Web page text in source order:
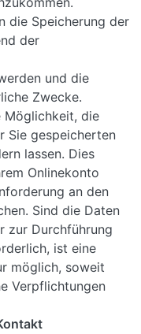
die Speicherung der
der
und die
Zwecke.
Möglichkeit, die
Sie gespeicherten
lassen. Dies
Onlinekonto
an den
Sind die Daten
zur Durchführung
ist eine
möglich, soweit
Verpflichtungen